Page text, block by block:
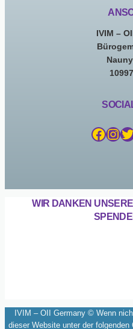
IVIM –
Facebook InstagramTwitter
WIR DANKEN
IVIM – OII Germany © Wenn
dieser Website unter der